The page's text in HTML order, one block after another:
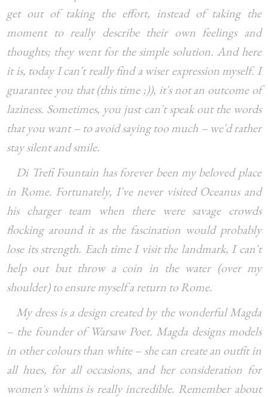
get out of taking the effort, instead of taking the
moment to really describe their own feelings and
thoughts; they went for the simple solution. And here
it is, today I can't really find a wiser expression myself. I
guarantee you that (this time ;)), it's not an outcome of
laziness. Sometimes, you just can't speak out the words
that you want – to avoid saying too much – we'd rather
stay silent and smile.
Di Trefi Fountain has forever been my beloved place
in Rome. Fortunately, I've never visited Oceanus and
his charger team when there were savage crowds
flocking around it as the fascination would probably
lose its strength. Each time I visit the landmark, I can't
help out but throw a coin in the water (over my
shoulder) to ensure myself a return to Rome.
My dress is a design created by the wonderful Magda
– the founder of Warsaw Poet. Magda designs models
in other colours than white – she can create an outfit in
all hues, for all occasions, and her consideration for
women's whims is really incredible. Remember about